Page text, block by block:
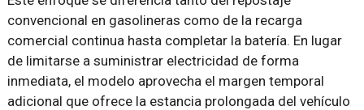
convencional en gasolineras como de la recarga
comercial continua hasta completar la batería. En lugar
de limitarse a suministrar electricidad de forma
inmediata, el modelo aprovecha el margen temporal
adicional que ofrece la estancia prolongada del vehículo